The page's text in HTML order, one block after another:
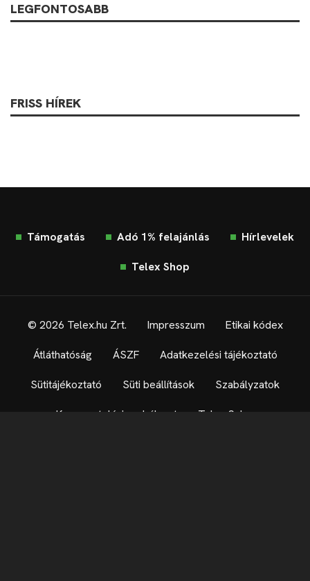
LEGFONTOSABB
FRISS HÍREK
Támogatás Adó 1% felajánlás Hírlevelek
Telex Shop
© 2026 Telex.hu Zrt. Impresszum Etikai kódex
Átláthatóság ÁSZF Adatkezelési tájékoztató
Sütitájékoztató Süti beállítások Szabályzatok
Kommentelési szabályzat Telex Sales